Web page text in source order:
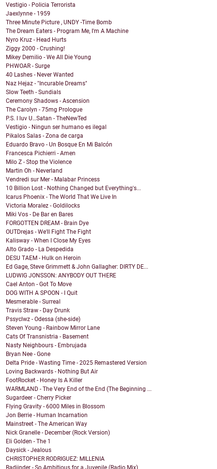
Vestigio - Policia Terrorista
Jaexlynne - 1959
Three Minute Picture , UNDY -Time Bomb
The Dream Eaters - Program Me, I'm A Machine
Nyro Kruz - Head Hurts
Ziggy 2000 - Crushing!
Mikey Demilio - We All Die Young
PHWOAR - Surge
40 Lashes - Never Wanted
Naz Hejaz - "Incurable Dreams"
Slow Teeth - Sundials
Ceremony Shadows - Ascension
The Carolyn - 75mg Prologue
P.S. I luv U…Satan - TheNewTed
Vestigio - Ningun ser humano es ilegal
Pikalos Salas - Zona de carga
Eduardo Bravo - Un Bosque En Mi Balcón
Francesca Pichierri - Amen
Milo Z - Stop the Violence
Martin Oh - Neverland
Vendredi sur Mer - Malabar Princess
10 Billion Lost - Nothing Changed but Everything's...
Icarus Phoenix - The World That We Live In
Victoria Moralez - Goldilocks
Miki Vos - De Bar en Bares
FORGOTTEN DREAM - Brain Dye
OUTDrejas - We'll Fight The Fight
Kalisway - When I Close My Eyes
Alto Grado - La Despedida
DESU TAEM - Hulk on Heroin
Ed Gage, Steve Grimmett & John Gallagher: DIRTY DE...
LUDWIG JONSSON: ANYBODY OUT THERE
Cael Anton - Got To Move
DOG WITH A SPOON - I Quit
Mesmerable - Surreal
Travis Straw - Day Drunk
Pssyclwz - Odessa (she-side)
Steven Young - Rainbow Mirror Lane
Cats Of Transnistria - Basement
Nasty Neighbours - Embrujada
Bryan Nee - Gone
Delta Pride - Wasting Time - 2025 Remastered Version
Loving Backwards - Nothing But Air
FootRocket - Honey Is A Killer
WARMLAND - The Very End of the End (The Beginning ...
Sugardeer - Cherry Picker
Flying Gravity - 6000 Miles in Blossom
Jon Berrie - Human Incarnation
Mainstreet - The American Way
Nick Granelle - December (Rock Version)
Eli Golden - The 1
Daysick - Jealous
CHRISTOPHER RODRIGUEZ: MILLENIA
Radjinder - So Ambitious for a Juvenile (Radio Mix)